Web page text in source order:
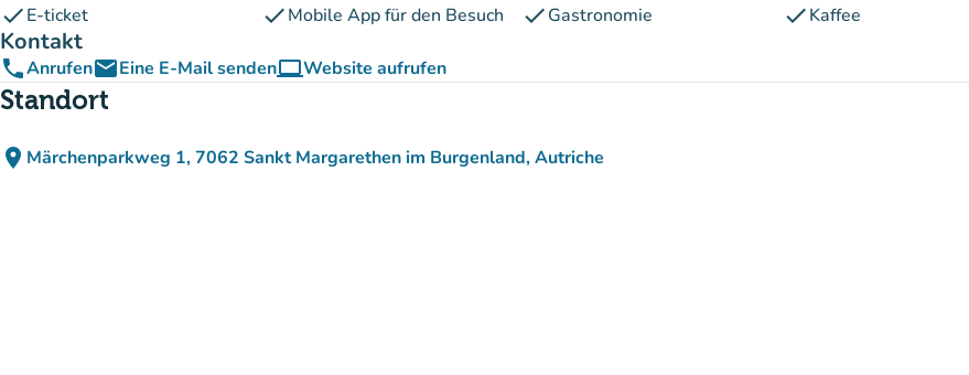
checkE-ticket checkMobile App für den Besuch checkGastronomie checkKaffee
Kontakt
phoneAnrufenemailEine E-Mail sendencomputerWebsite aufrufen
(new tab)
Standort
place Märchenparkweg 1, 7062 Sankt Margarethen im Burgenland, Autriche
(in Google Maps öffnen)
(new tab)